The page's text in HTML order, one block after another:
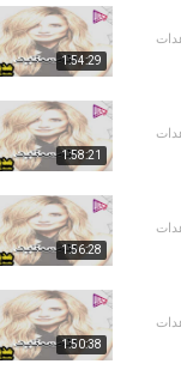
1:54:29
1:58:21
1:56:28
1:50:38